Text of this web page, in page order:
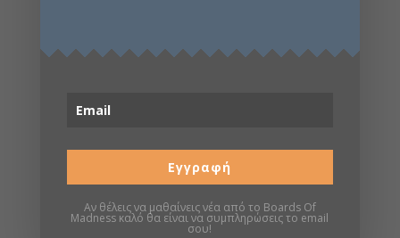
Σελίδα boardgamegeek
Εγγραφή
Αν θέλεις να μαθαίνεις νέα από το Boards Of
Madness καλό θα είναι να συμπληρώσεις το email
σου!